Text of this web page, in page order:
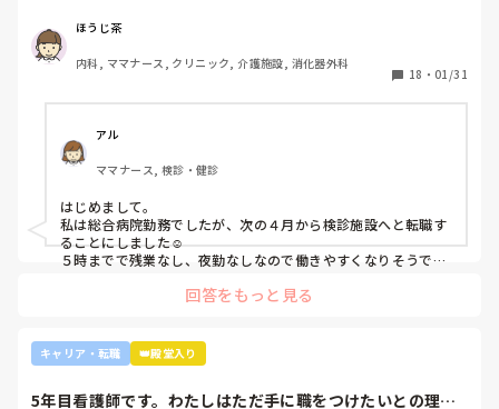
てないですし、病棟での臨床経験を積んで学んでいきたいと
気持ちがあります。
・転職する
ほうじ茶
内科, ママナース, クリニック, 介護施設, 消化器外科
18 ・ 01/31
アル
ママナース, 検診・健診
はじめまして。
私は総合病院勤務でしたが、次の４月から検診施設へと転職す
ることにしました☺️
５時までで残業なし、夜勤なしなので働きやすくなりそうです
回答をもっと見る
キャリア・転職 👑殿堂入り
5年目看護師です。わたしはただ手に職をつけたいとの理由